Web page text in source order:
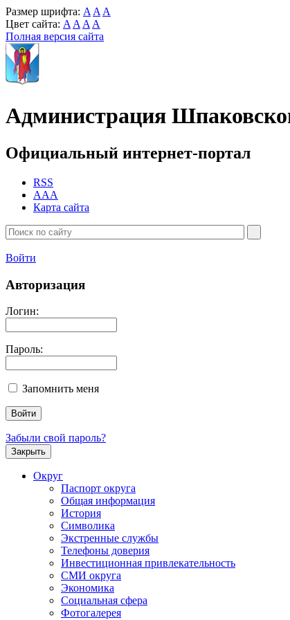
Размер шрифта: A A A
Цвет сайта: A A A A
Полная версия сайта
Администрация
Официальный интернет-портал
RSS
AAA
Карта сайта
Войти
Авторизация
Логин:
Пароль:
Запомнить меня
Забыли свой пароль?
Закрыть
Округ
Паспорт округа
Общая информация
История
Символика
Экстренные службы
Телефоны доверия
Инвестиционная привлекательность
СМИ округа
Экономика
Социальная сфера
Фотогалерея